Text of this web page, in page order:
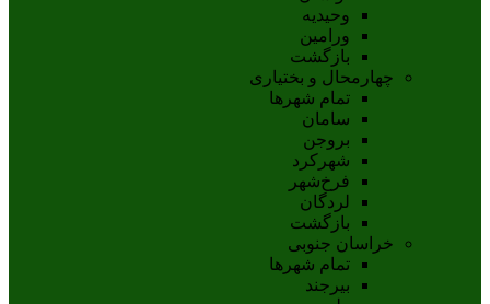
وحیدیه
ورامین
بازگشت
چهارمحال و بختیاری
تمام شهر‌ها
سامان
بروجن
شهرکرد
فرخ‌شهر
لردگان
بازگشت
خراسان جنوبی
تمام شهر‌ها
بيرجند